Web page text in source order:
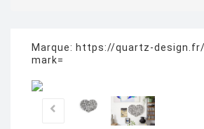
Marque: https://quartz-
mark=